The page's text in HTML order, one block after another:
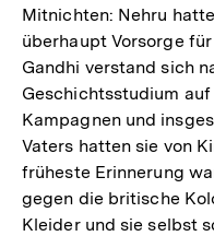
Mitnichten: Nehru
überhaupt Vorsorge
Gandhi verstand sich
Geschichtsstudium
Kampagnen und
Vaters hatten sie von
früheste Erinnerung
gegen die britische
Kleider und sie selbst